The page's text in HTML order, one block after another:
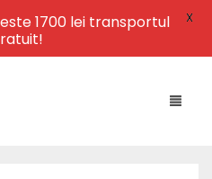
1700 lei transportul
X